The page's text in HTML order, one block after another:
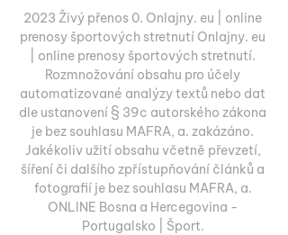
2023 Živý přenos 0. Onlajny. eu | online
prenosy športových stretnutí Onlajny. eu
| online prenosy športových stretnutí.
Rozmnožování obsahu pro účely
automatizované analýzy textů nebo dat
dle ustanovení § 39c autorského zákona
je bez souhlasu MAFRA, a. zakázáno.
Jakékoliv užití obsahu včetně převzetí,
šíření či dalšího zpřístupňování článků a
fotografií je bez souhlasu MAFRA, a.
ONLINE Bosna a Hercegovina -
Portugalsko | Šport.